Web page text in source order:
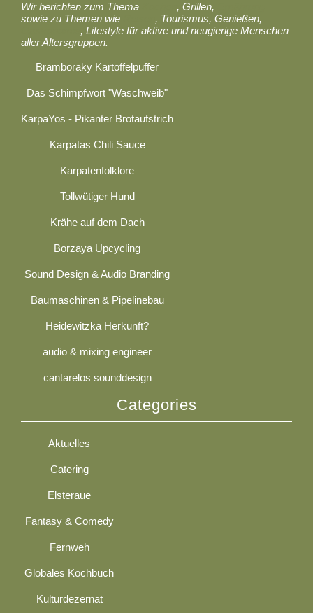
Wir berichten zum Thema , Grillen,
sowie zu Themen wie
, Tourismus, Genießen,
, Lifestyle für aktive und neugierige Menschen
aller Altersgruppen.
Bramboraky Kartoffelpuffer
Das Schimpfwort "Waschweib"
KarpaYos - Pikanter Brotaufstrich
Karpatas Chili Sauce
Karpatenfolklore
Tollwütiger Hund
Krähe auf dem Dach
Borzaya Upcycling
Sound Design & Audio Branding
Baumaschinen & Pipelinebau
Heidewitzka Herkunft?
audio & mixing engineer
cantarelos sounddesign
Categories
Aktuelles
Catering
Elsteraue
Fantasy & Comedy
Fernweh
Globales Kochbuch
Kulturdezernat